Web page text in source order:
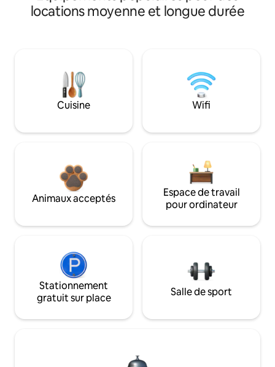
locations moyenne et longue durée
Cuisine Wifi
Animaux acceptés
Espace de travail
pour ordinateur
Stationnement
gratuit sur place
Salle de sport